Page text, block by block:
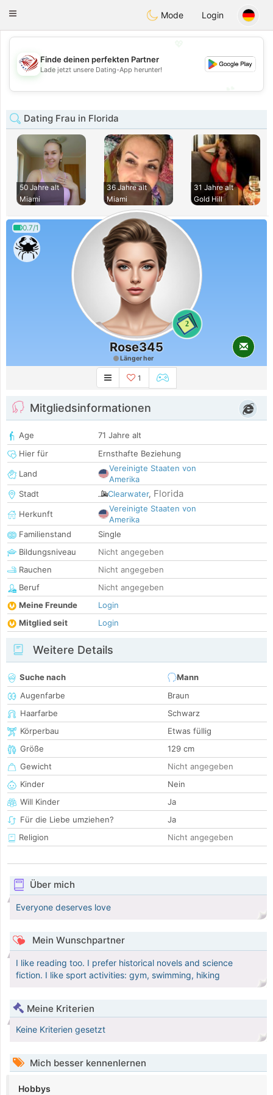
Dating
Toggle
Mode Login
💖
💕
Finde deinen perfekten Partner
Lade jetzt unsere Dating-App herunter!
Dating Frau in Florida
50 Jahre alt
Miami
36 Jahre alt
Miami
31 Jahre alt
Gold Hill
0.7/1
2
Rose345
Länger her
1
Mitgliedsinformationen
Age
71 Jahre alt
Hier für
Ernsthafte Beziehung
Land
Vereinigte Staaten von
Amerika
Stadt
Clearwater, Florida
Herkunft
Vereinigte Staaten von
Amerika
Familienstand
Single
Bildungsniveau
Nicht angegeben
Rauchen
Nicht angegeben
Beruf
Nicht angegeben
Meine Freunde
Login
Mitglied seit
Login
Weitere Details
Suche nach
Mann
Augenfarbe
Braun
Haarfarbe
Schwarz
Körperbau
Etwas füllig
Größe
129 cm
Gewicht
Nicht angegeben
Kinder
Nein
Will Kinder
Ja
Für die Liebe umziehen?
Ja
Religion
Nicht angegeben
Über mich
Everyone deserves love
Mein Wunschpartner
I like reading too. I prefer historical novels and science
fiction. I like sport activities: gym, swimming, hiking
Meine Kriterien
Keine Kriterien gesetzt
Mich besser kennenlernen
Hobbys